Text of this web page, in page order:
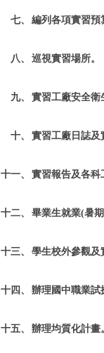
七、 編列各項實習預
八、 巡視實習場所。
九、 實習工廠安全衛
十、 實習工廠日誌及
十一、 實習報告及各科
十二、 畢業生就業(暑
十三、 學生校外參觀及
十四、 辦理國中職業試
十五、 辦理均質化計畫